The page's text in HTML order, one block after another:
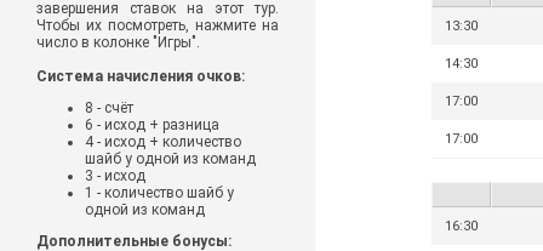
завершения ставок на этот тур.
Чтобы их посмотреть, нажмите на
число в колонке "Игры".
Система начисления очков:
8 - счёт
6 - исход + разница
4 - исход + количество
шайб у одной из команд
3 - исход
1 - количество шайб у
одной из команд
Дополнительные бонусы:
13:30
14:30
17:00
17:00
16:30